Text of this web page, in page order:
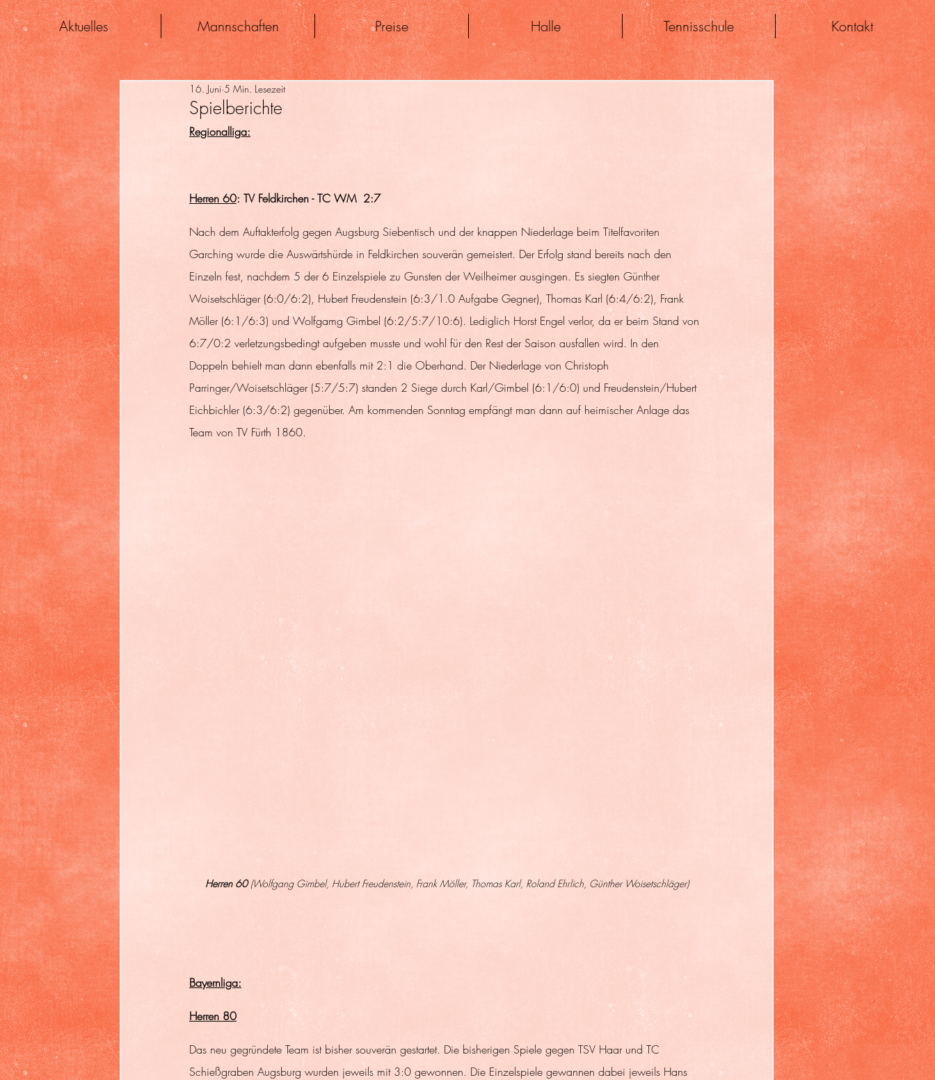
Aktuelles Mannschaften Preise Halle Tennisschule Kontakt
Spielberichte
16. Juni 5 Min. Lesezeit
Regionalliga:
Herren 60: TV Feldkirchen - TC WM  2:7
Nach dem Auftakterfolg gegen Augsburg Siebentisch und der knappen Niederlage beim Titelfavoriten
Garching wurde die Auswärtshürde in Feldkirchen souverän gemeistert. Der Erfolg stand bereits nach den
Einzeln fest, nachdem 5 der 6 Einzelspiele zu Gunsten der Weilheimer ausgingen. Es siegten Günther
Woisetschläger (6:0/6:2), Hubert Freudenstein (6:3/1.0 Aufgabe Gegner), Thomas Karl (6:4/6:2), Frank
Möller (6:1/6:3) und Wolfgamg Gimbel (6:2/5:7/10:6). Lediglich Horst Engel verlor, da er beim Stand von
6:7/0:2 verletzungsbedingt aufgeben musste und wohl für den Rest der Saison ausfallen wird. In den
Doppeln behielt man dann ebenfalls mit 2:1 die Oberhand. Der Niederlage von Christoph
Parringer/Woisetschläger (5:7/5:7) standen 2 Siege durch Karl/Gimbel (6:1/6:0) und Freudenstein/Hubert
Eichbichler (6:3/6:2) gegenüber. Am kommenden Sonntag empfängt man dann auf heimischer Anlage das
Team von TV Fürth 1860.
Herren 60 (Wolfgang Gimbel, Hubert Freudenstein, Frank Möller, Thomas Karl, Roland Ehrlich, Günther Woisetschläger)
Bayernliga:
Herren 80
Das neu gegründete Team ist bisher souverän gestartet. Die bisherigen Spiele gegen TSV Haar und TC
Schießgraben Augsburg wurden jeweils mit 3:0 gewonnen. Die Einzelspiele gewannen dabei jeweils Hans